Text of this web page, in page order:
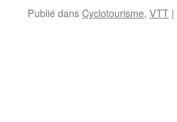
Publié dansCyclotourisme, VTT |